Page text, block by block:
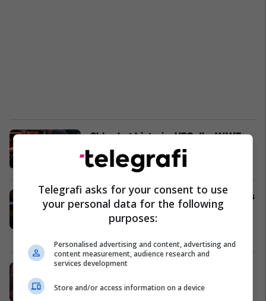
Shkruhet historia: UFC dhe WWE
bëhen bashkë
UFC 04/04/2023
Kampioni i peshave të rënda Francis
Ngannou nuk do të jetë më pjesë e
UFC-së
‘Ndihem i turpëruar’ - Dana White
kërkon falje pas publikimet të
Telegrafi asks for your consent to use
your personal data for the following
purposes:
Personalised advertising and content, advertising and
content measurement, audience research and
services development
Store and/or access information on a device